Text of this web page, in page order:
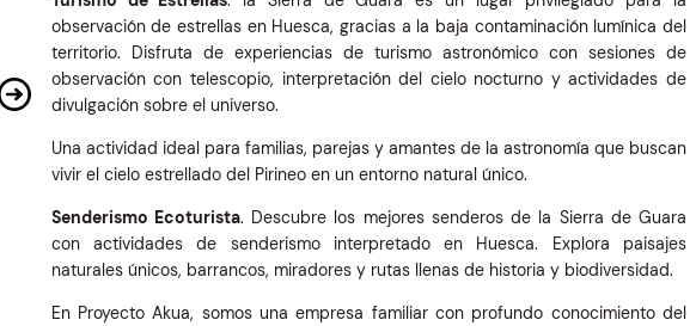
observación de estrellas en Huesca, gracias a la baja contaminación lumínica del
territorio. Disfruta de experiencias de turismo astronómico con sesiones de
observación con telescopio, interpretación del cielo nocturno y actividades de
divulgación sobre el universo.
Una actividad ideal para familias, parejas y amantes de la astronomía que buscan
vivir el cielo estrellado del Pirineo en un entorno natural único.
Senderismo Ecoturista. Descubre los mejores senderos de la Sierra de Guara
con actividades de senderismo interpretado en Huesca. Explora paisajes
naturales únicos, barrancos, miradores y rutas llenas de historia y biodiversidad.
En Proyecto Akua, somos una empresa familiar con profundo conocimiento del